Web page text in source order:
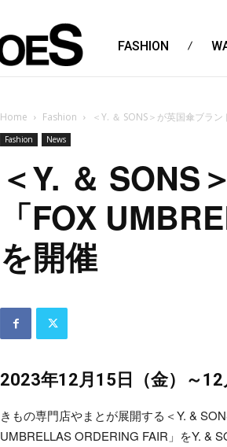
FASHION
Home Fashion ＜Y. ＆ SONS＞が英国傘ブラ
Fashion News
＜Y. ＆ SONS
「FOX
を開催
2023年12月15日（金）～12
きもの専門店やまとが展開する＜Y. &
UMBRELLAS ORDERING FAIR」をY. &